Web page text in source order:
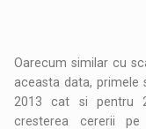
Oarecum similar cu
aceasta data, primele
2013 cat si pentru
cresterea cererii